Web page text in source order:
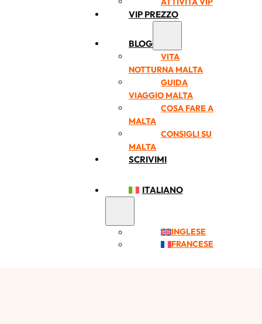
VIP PREZZO
BLOG
VITA
NOTTURNA MALTA
GUIDA
VIAGGIO MALTA
COSA FARE A
MALTA
CONSIGLI SU
MALTA
SCRIVIMI
ITALIANO
INGLESE
FRANCESE